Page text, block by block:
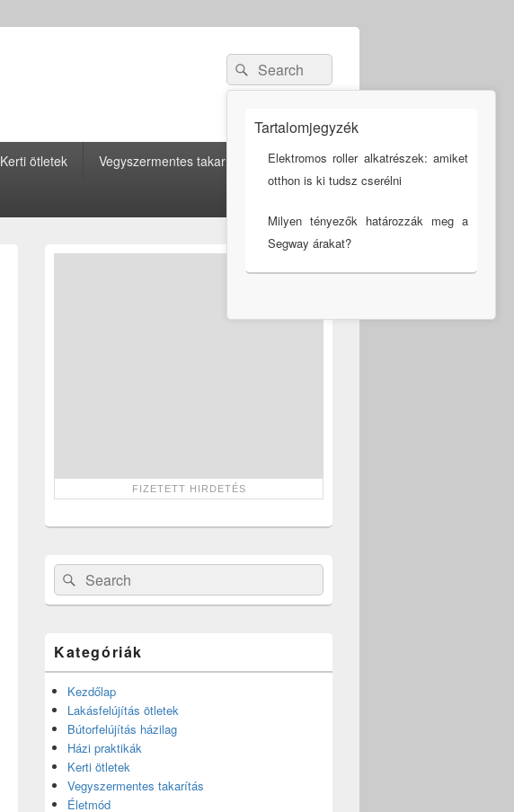
Search
for:
Search
Kerti ötletek Vegyszermentes takarítás
Primary
Search
for:
Search
Kategóriák
Kezdőlap
Lakásfelújítás ötletek
Bútorfelújítás házilag
Házi praktikák
Kerti ötletek
Vegyszermentes takarítás
Életmód
Tartalomjegyzék
Elektromos roller alkatrészek: amiket
otthon is ki tudsz cserélni
Milyen tényezők határozzák meg a
Segway árakat?